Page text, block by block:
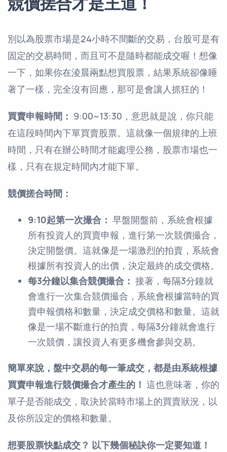
別以為股票市場是24小時不間斷的交易，台股可是有
固定的交易時間，而且可不是隨時都能成交喔！想像
一下，如果你在淩晨兩點想買股票，結果系統卻像睡
著了一樣，完全沒有回應，那可是會讓人抓狂的！
買賣申報時間： 9:00~13:30，意思就是說，你只能
在這段時間內下單買賣股票。這就像一個規律的上班
時間，只有在辦公時間才能處理公務，股票市場也一
樣，只有在規定時間內才能下單。
競價搓合時間：
9:10起第一次撮合： 早盤開盤前，系統會根據
所有投資人的買賣申報，進行第一次競價撮合，
決定開盤價。這就像是一場激烈的拍賣，系統會
根據所有投資人的出價，決定最終的成交價格。
每3分鐘以集合競價撮合： 接著，每隔3分鐘就
會進行一次集合競價撮合，系統會根據當時的買
賣申報價格和數量，決定成交價格和數量。這就
像是一場不斷進行的拍賣，每隔3分鐘就會進行
一次競價，讓投資人有更多機會參與交易。
簡單來說，盤中交易的每一筆成交，都是由系統根據
買賣申報進行競價撮合才產生的！ 這也意味著，你的
單子是否能成交，取決於當時市場上的買賣狀況，以
及你所設定的價格和數量。
想要股票快點成交？ 以下幾個秘訣你一定要知道！